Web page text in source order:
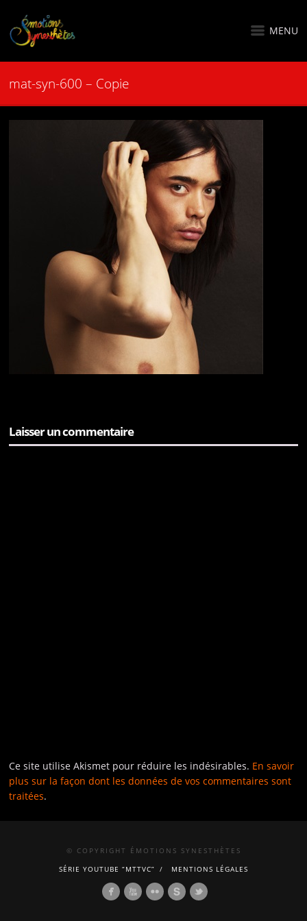
MENU
mat-syn-600 – Copie
Laisser un commentaire
Ce site utilise Akismet pour réduire les indésirables. En savoir
plus sur la façon dont les données de vos commentaires sont
traitées.
© COPYRIGHT ÉMOTIONS SYNESTHÈTES
SÉRIE YOUTUBE “MTTVC”
MENTIONS LÉGALES